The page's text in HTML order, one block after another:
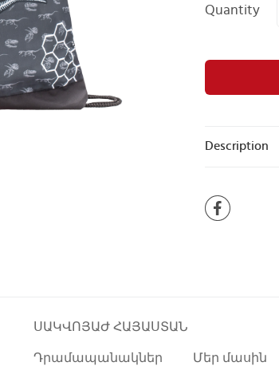
Quantity
Description
ՍԱԿՎՈՅԱԺ ՀԱՅԱՍՏԱՆ
Դրամապանակներ Մեր մասին